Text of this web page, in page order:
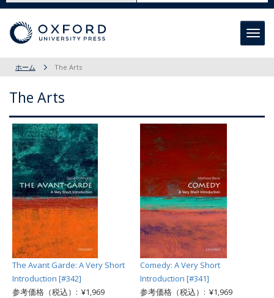
ホーム The Arts
The Arts
The Avant Garde: A Very Short
Introduction [#342]
参考価格（税込）: ¥1,969
Comedy: A Very Short
Introduction [#341]
参考価格（税込）: ¥1,969